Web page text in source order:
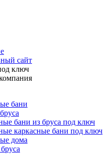
ключ
бани
бани из бруса под ключ
каркасные бани под ключ
дома